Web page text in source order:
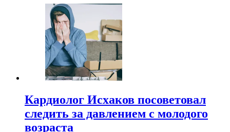
Кардиолог Исхаков посоветовал
следить за давлением с молодого
возраста